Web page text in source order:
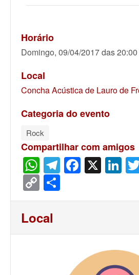
Horário
Domingo, 09/04/2017 das
Local
Concha Acústica de Lauro de
Categoria do evento
Rock
Compartilhar com amigos
WhatsApp
Telegram
X
Copy
Link
Local